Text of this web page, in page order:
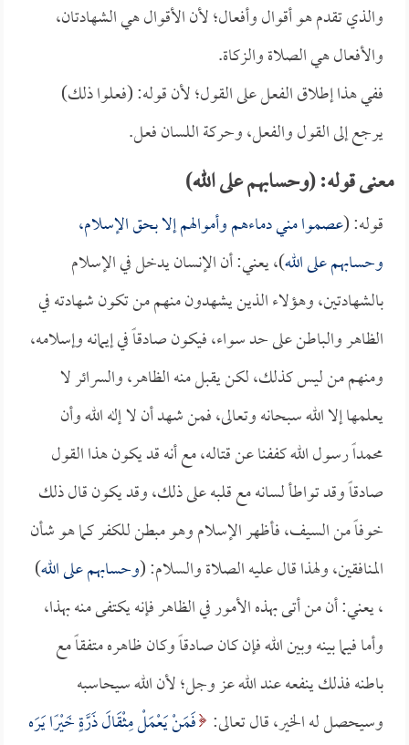
والذي تقدم هو أقوال وأفعال؛ لأن الأقوال هي الشهادتان،
والأفعال هي الصلاة والزكاة.
ففي هذا إطلاق الفعل على القول؛ لأن قوله: (فعلوا ذلك)
يرجع إلى القول والفعل، وحركة اللسان فعل.
معنى قوله: (وحسابهم على الله)
قوله: (عصموا مني دماءهم وأموالهم إلا بحق الإسلام،
وحسابهم على الله)، يعني: أن الإنسان يدخل في الإسلام
بالشهادتين، وهؤلاء الذين يشهدون منهم من تكون شهادته في
الظاهر والباطن على حد سواء، فيكون صادقاً في إيمانه وإسلامه،
ومنهم من ليس كذلك، لكن يقبل منه الظاهر، والسرائر لا
يعلمها إلا الله سبحانه وتعالى، فمن شهد أن لا إله الله وأن
محمداً رسول الله كففنا عن قتاله، مع أنه قد يكون هذا القول
صادقاً وقد تواطأ لسانه مع قلبه على ذلك، وقد يكون قال ذلك
خوفاً من السيف، فأظهر الإسلام وهو مبطن للكفر كما هو شأن
المنافقين، ولهذا قال عليه الصلاة والسلام: (وحسابهم على الله)
، يعني: أن من أتى بهذه الأمور في الظاهر فإنه يكتفى منه بهذا،
وأما فيما بينه وبين الله فإن كان صادقاً وكان ظاهره متفقاً مع
باطنه فذلك ينفعه عند الله عز وجل؛ لأن الله سيحاسبه
وسيحصل له الخير، قال تعالى: فَمَنْ يَعْمَلْ مِثْقَالَ ذَرَّةٍ خَيْرًا يَرَه